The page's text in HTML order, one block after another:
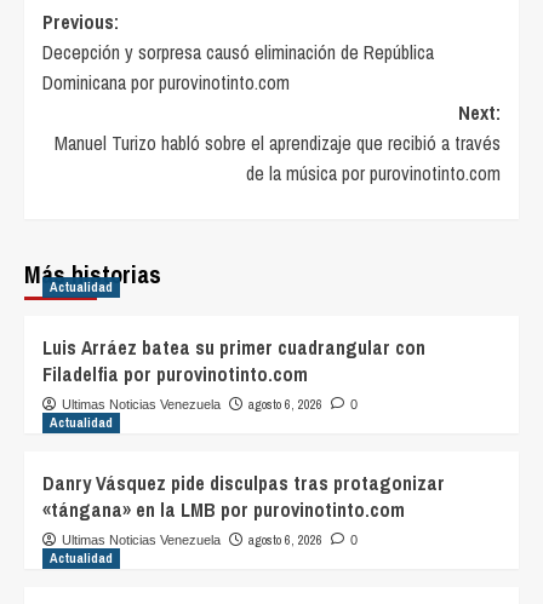
Post
navigation
Previous:
Decepción y sorpresa causó eliminación de República
Dominicana por purovinotinto.com
Next:
Manuel Turizo habló sobre el aprendizaje que recibió a través
de la música por purovinotinto.com
Más historias
Actualidad
Luis Arráez batea su primer cuadrangular con
Filadelfia por purovinotinto.com
Ultimas Noticias Venezuela agosto 6, 2026 0
Actualidad
Danry Vásquez pide disculpas tras protagonizar
«tángana» en la LMB por purovinotinto.com
Ultimas Noticias Venezuela agosto 6, 2026 0
Actualidad